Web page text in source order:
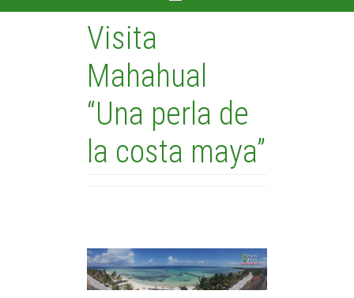
Visita
Mahahual
“Una perla de
la costa maya”